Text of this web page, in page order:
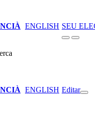
ENGLISH SEU
ENGLISH Editar